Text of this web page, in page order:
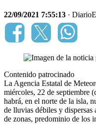
22/09/2021 7:55:13 ·
Contenido patrocinado
La Agencia Estatal de
miércoles, 22 de septiembre
habrá, en el norte de la isla,
de lluvias débiles y
de zonas, predominio de los